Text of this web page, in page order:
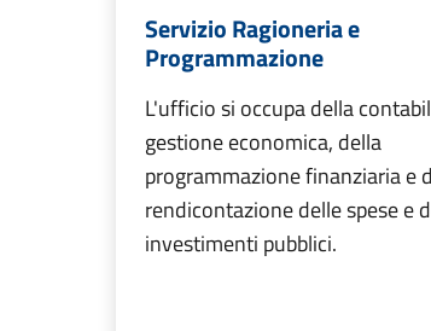
Servizio Ragioneria e
Programmazione
L'ufficio si occupa della
gestione economica, della
programmazione finanziaria e
rendicontazione delle spese e
investimenti pubblici.